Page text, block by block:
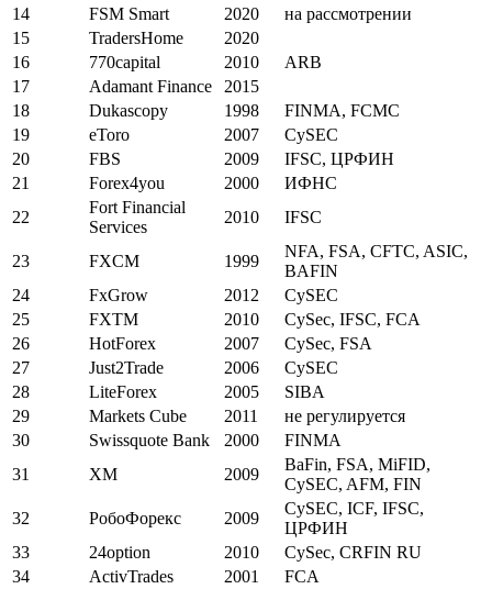
14
FSM Smart 2020
на рассмотрении
15
TradersHome
2020
16
770capital 2010
ARB
17
Adamant Finance
2015
18
Dukascopy 1998
FINMA, FCMC
19
eToro 2007
CySEC
20
FBS 2009
IFSC, ЦРФИН
21
Forex4you 2000
ИФНС
22
Fort Financial
Services
2010 IFSC
23 FXCM 1999
NFA, FSA, CFTC, ASIC,
BAFIN
24
FxGrow 2012
CySEC
25
FXTM 2010
CySec, IFSC, FCA
26
HotForex 2007
CySec, FSA
27
Just2Trade 2006
CySEC
28
LiteForex 2005
SIBA
29
Markets Cube 2011
не регулируется
30
Swissquote Bank 2000
FINMA
31
XM 2009
BaFin, FSA, MiFID,
CySEC, AFM, FIN
32
РобоФорекс 2009
CySEC, ICF, IFSC,
ЦРФИН
33
24option 2010
CySec, CRFIN RU
34
ActivTrades 2001
FCA